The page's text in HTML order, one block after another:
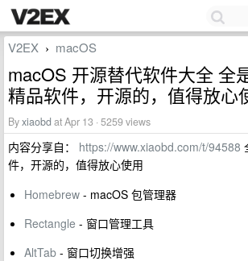
V2EX › macOS
macOS 开源替代软件大全 全
精品软件，开源的，值得放心
Byxiaobd at Apr 13 · 5259 views
内容分享自： https://www.xiaobd.com/t/94588
件，开源的，值得放心使用
Homebrew - macOS 包管理器
Rectangle - 窗口管理工具
AltTab - 窗口切换增强